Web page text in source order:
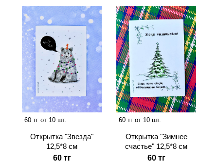
60 тг от 10 шт.
Открытка "Звезда"
12,5*8 см
60 тг
60 тг от 10 шт.
Открытка "Зимнее
счастье" 12,5*8 см
60 тг